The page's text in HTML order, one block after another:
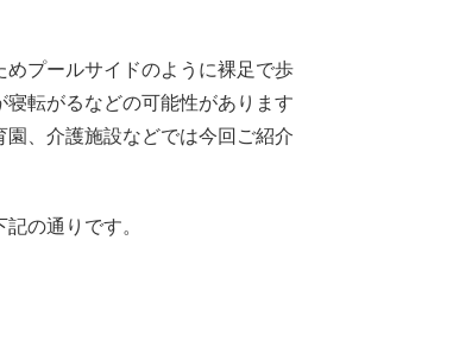
プールサイドのように裸足で歩
転がるなどの可能性があります
、介護施設などでは今回ご紹介
の通りです。